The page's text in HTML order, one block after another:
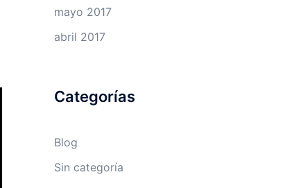
mayo 2017
abril 2017
Categorías
Blog
Sin categoría